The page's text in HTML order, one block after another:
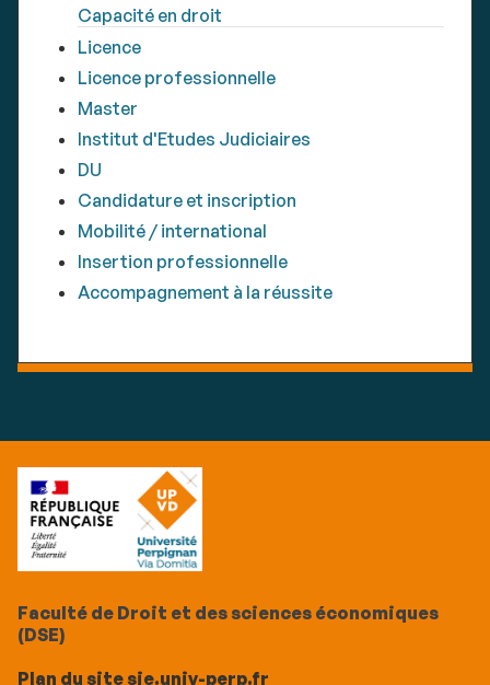
Capacité en droit
Licence
Licence professionnelle
Master
Institut d'Etudes Judiciaires
DU
Candidature et inscription
Mobilité / international
Insertion professionnelle
Accompagnement à la réussite
Faculté de Droit et des sciences économiques
(DSE)
Plan du site sje.univ-perp.fr